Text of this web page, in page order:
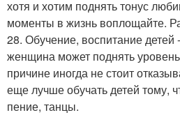
хотя и хотим поднять тонус
моменты в жизнь воплощайте.
28. Обучение, воспитание детей
женщина может поднять
причине иногда не стоит
еще лучше обучать детей тому,
пение, танцы.